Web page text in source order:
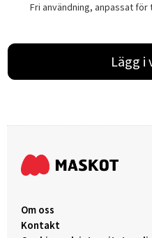
Fri användning, anpassat för
Lägg i
Om oss
Kontakt